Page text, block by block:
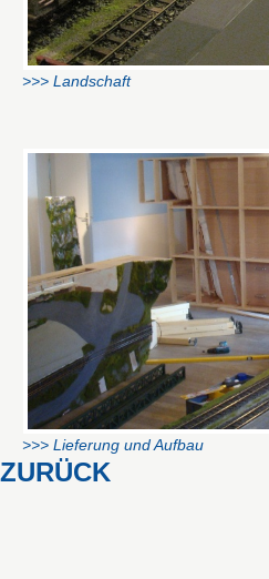
>>> Landschaft
>>> Lieferung und Aufbau
ZURÜCK